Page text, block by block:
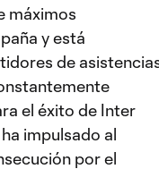
máximos
y está
de
el éxito de Inter
ha impulsado al
por el